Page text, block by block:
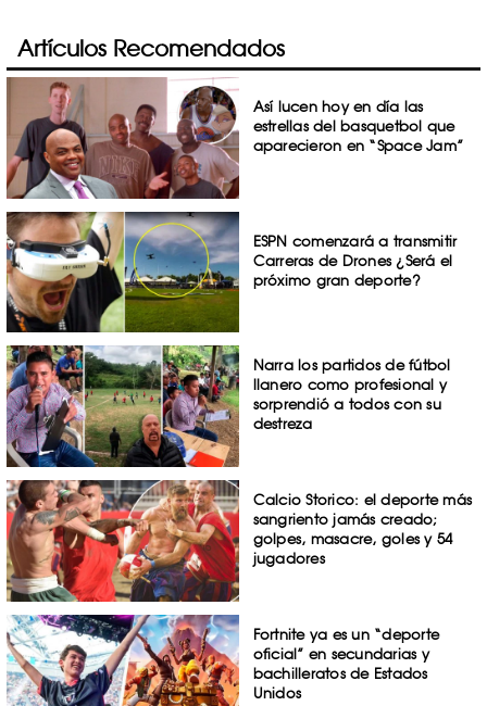
Artículos Recomendados
Así lucen hoy en día las
estrellas del basquetbol que
aparecieron en “Space Jam”
ESPN comenzará a transmitir
Carreras de Drones ¿Será el
próximo gran deporte?
Narra los partidos de fútbol
llanero como profesional y
sorprendió a todos con su
destreza
Calcio Storico: el deporte más
sangriento jamás creado;
golpes, masacre, goles y 54
jugadores
Fortnite ya es un “deporte
oficial” en secundarias y
bachilleratos de Estados
Unidos